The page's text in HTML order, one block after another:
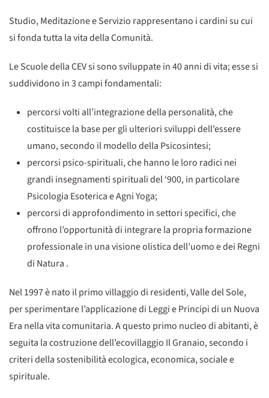
Studio, Meditazione e Servizio rappresentano i cardini su cui
si fonda tutta la vita della Comunità.
Le Scuole della CEV si sono sviluppate in 40 anni di vita; esse si
suddividono in 3 campi fondamentali:
percorsi volti all’integrazione della personalità, che
costituisce la base per gli ulteriori sviluppi dell’essere
umano, secondo il modello della Psicosintesi;
percorsi psico-spirituali, che hanno le loro radici nei
grandi insegnamenti spirituali del ‘900, in particolare
Psicologia Esoterica e Agni Yoga;
percorsi di approfondimento in settori specifici, che
offrono l’opportunità di integrare la propria formazione
professionale in una visione olistica dell’uomo e dei Regni
di Natura .
Nel 1997 è nato il primo villaggio di residenti, Valle del Sole,
per sperimentare l’applicazione di Leggi e Principi di un Nuova
Era nella vita comunitaria. A questo primo nucleo di abitanti, è
seguita la costruzione dell’ecovillaggio Il Granaio, secondo i
criteri della sostenibilità ecologica, economica, sociale e
spirituale.